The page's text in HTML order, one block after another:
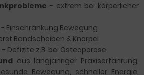
robleme - extrem bei körperlicher
- Einschränkung Bewegung
Bandscheiben & Knorpel
- Defizite z.B. bei Osteoporose
aus langjähriger Praxiserfahrung,
Bewegung, schneller Energie,